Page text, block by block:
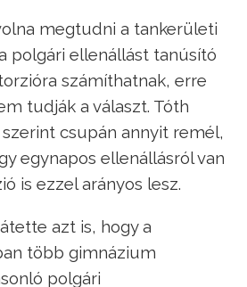
megtudni a tankerületi
polgári ellenállást tanúsító
számíthatnak, erre
tudják a választ. Tóth
csupán annyit remél,
egynapos ellenállásról van
is ezzel arányos lesz.
azt is, hogy a
több gimnázium
polgári